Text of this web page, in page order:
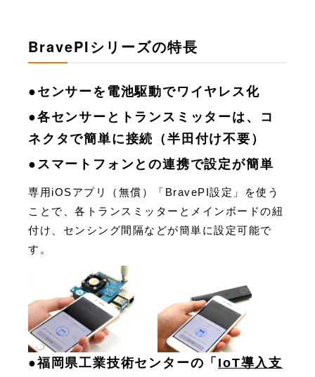
BravePIシリーズの特長
●センサーを電池駆動でワイヤレス化
●各センサーとトランスミッターは、コ
ネクタで簡単に接続（半田付け不要）
●スマートフォンとの連携で設定が簡単
専用iOSアプリ（無償）「BravePI設定」を使う
ことで、各トランスミッターとメインボードの紐
付け、センシング間隔などが簡単に設定可能で
す。
●福岡県工業技術センターの「 IoT導入支